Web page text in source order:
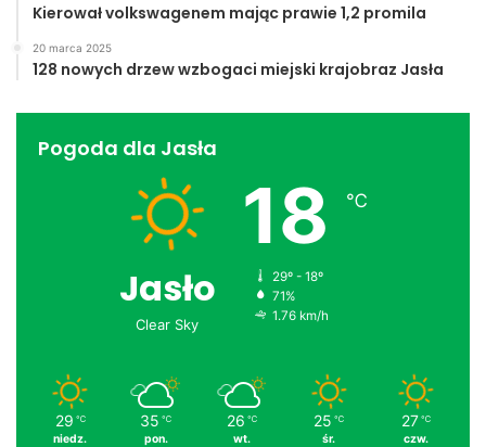
Kierował volkswagenem mając prawie 1,2 promila
20 marca 2025
128 nowych drzew wzbogaci miejski krajobraz Jasła
Pogoda dla Jasła
Jasło
Clear Sky
18 ℃
29º - 18º
71%
1.76 km/h
29 ℃
niedz.
35 ℃
pon.
26 ℃
wt.
25 ℃
śr.
27 ℃
czw.